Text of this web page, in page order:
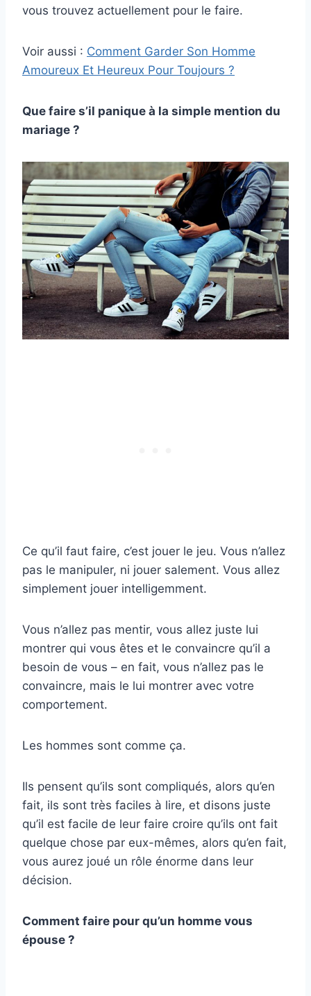
vous trouvez actuellement pour le faire.
Voir aussi : Comment Garder Son Homme
Amoureux Et Heureux Pour Toujours ?
Que faire s’il panique à la simple mention du
mariage ?
Ce qu’il faut faire, c’est jouer le jeu. Vous n’allez
pas le manipuler, ni jouer salement. Vous allez
simplement jouer intelligemment.
Vous n’allez pas mentir, vous allez juste lui
montrer qui vous êtes et le convaincre qu’il a
besoin de vous – en fait, vous n’allez pas le
convaincre, mais le lui montrer avec votre
comportement.
Les hommes sont comme ça.
Ils pensent qu’ils sont compliqués, alors qu’en
fait, ils sont très faciles à lire, et disons juste
qu’il est facile de leur faire croire qu’ils ont fait
quelque chose par eux-mêmes, alors qu’en fait,
vous aurez joué un rôle énorme dans leur
décision.
Comment faire pour qu’un homme vous
épouse ?